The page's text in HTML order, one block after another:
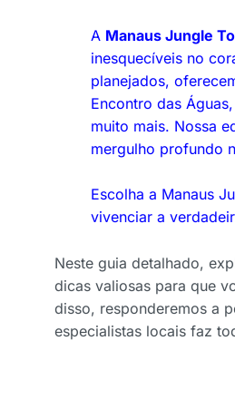
A Manaus Jungle
inesquecíveis no
planejados,
Encontro das
muito mais. Nossa
mergulho profundo
Escolha a Manaus
vivenciar a
Neste guia detalhado,
dicas valiosas para que
disso, responderemos a
especialistas locais faz